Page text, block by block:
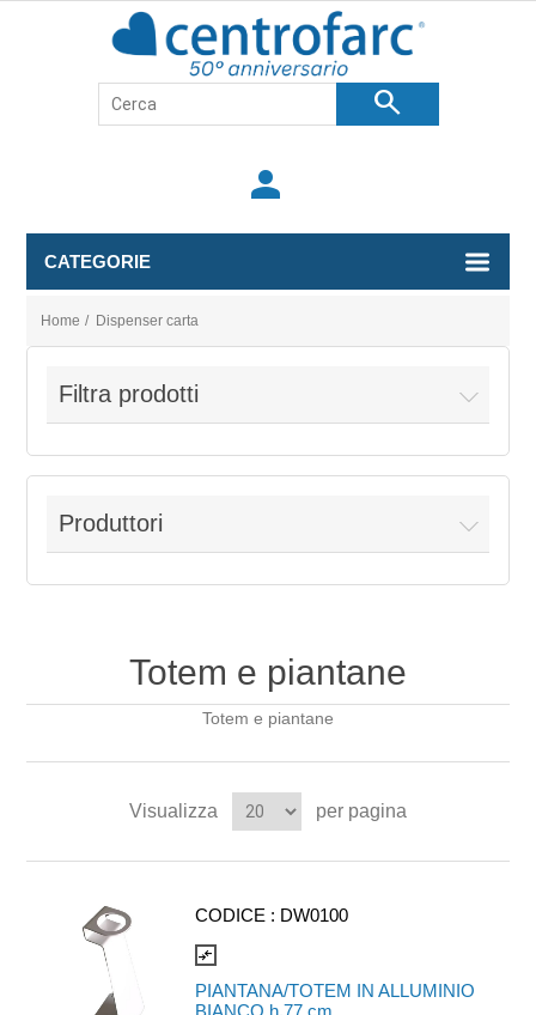
search
person
CATEGORIE
Home / Dispenser carta
Filtra prodotti
Produttori
Totem e piantane
Totem e piantane
Visualizza per pagina
CODICE : DW0100
compare_arrows
PIANTANA/TOTEM IN ALLUMINIO
BIANCO h.77 cm